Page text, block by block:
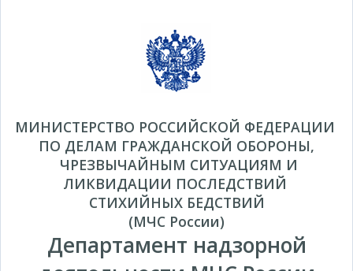
МИНИСТЕРСТВО РОССИЙСКОЙ ФЕДЕРАЦИИ
ПО ДЕЛАМ ГРАЖДАНСКОЙ ОБОРОНЫ,
ЧРЕЗВЫЧАЙНЫМ СИТУАЦИЯМ И
ЛИКВИДАЦИИ ПОСЛЕДСТВИЙ
СТИХИЙНЫХ БЕДСТВИЙ
(МЧС России)
Департамент надзорной